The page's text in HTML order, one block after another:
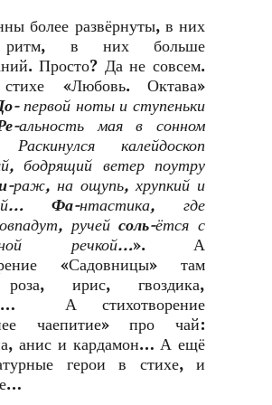
более развёрнуты, в них
ритм, в них больше
Просто? Да не совсем.
«Любовь. Октава»
первой ноты и ступеньки
альность мая в сонном
Раскинулся калейдоскоп
бодрящий ветер поутру
-раж, на ощупь, хрупкий и
Фа-нтастика, где
ручейсоль-ётся с
речкой…». А
«Садовницы» там
ирис, гвоздика,
А стихотворение
чаепитие» про чай:
анис и кардамон… А ещё
герои в стихе, и